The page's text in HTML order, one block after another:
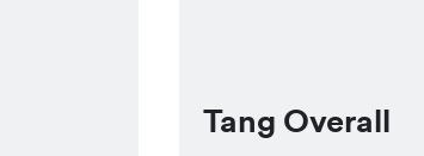
Tang Overall